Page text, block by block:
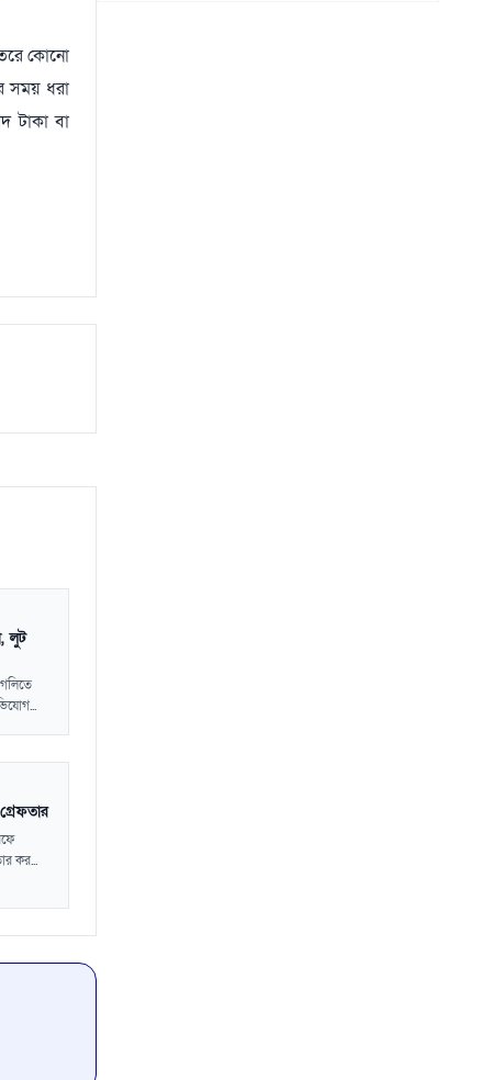
কোনো
সময় ধরা
টাকা বা
লুট
কর...